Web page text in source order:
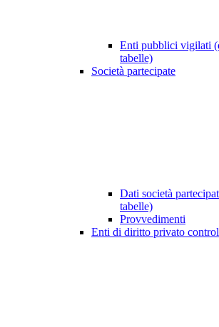
Enti pubblici vigilati
tabelle)
Società partecipate
Dati società
tabelle)
Provvedimenti
Enti di diritto privato